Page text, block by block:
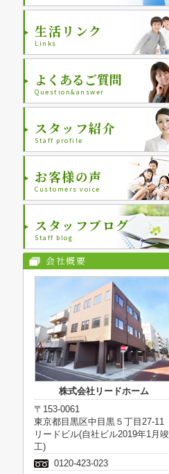
生活リンク
Links
よくあるご質問
Question&answer
スタッフ紹介
Staff profile
お客様の声
Customers voice
スタッフブログ
Staff blog
会社概要
株式会社リードホーム
〒153-0061
東京都目黒区中目黒５丁目27-11
リードビル(自社ビル2019年1月竣
工)
0120-423-023